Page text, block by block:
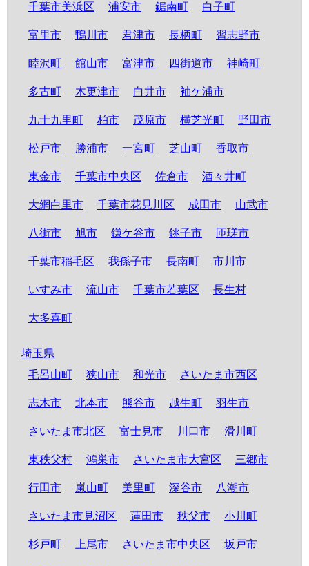
千葉市美浜区 浦安市 鋸南町 白子町
富里市 鴨川市 君津市 長柄町 習志野市
睦沢町 館山市 富津市 四街道市 神崎町
多古町 木更津市 白井市 袖ケ浦市
九十九里町 柏市 茂原市 横芝光町 野田市
松戸市 勝浦市 一宮町 芝山町 香取市
東金市 千葉市中央区 佐倉市 酒々井町
大網白里市 千葉市花見川区 成田市 山武市
八街市 旭市 鎌ケ谷市 銚子市 匝瑳市
千葉市稲毛区 我孫子市 長南町 市川市
いすみ市 流山市 千葉市若葉区 長生村
大多喜町
埼玉県
毛呂山町
狭山市 和光市 さいたま市西区
志木市 北本市 熊谷市 越生町 羽生市
さいたま市北区 富士見市 川口市 滑川町
東秩父村 鴻巣市 さいたま市大宮区 三郷市
行田市 嵐山町 美里町 深谷市 八潮市
さいたま市見沼区 蓮田市 秩父市 小川町
杉戸町 上尾市 さいたま市中央区 坂戸市